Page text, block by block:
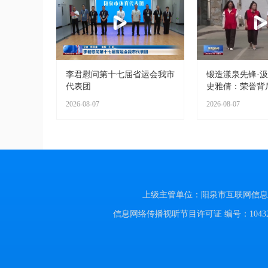
李君慰问第十七届省运会我市
代表团
2026-08-07
锻造漾泉先锋·
史雅倩：荣誉背
2026-08-07
上级主管单位：阳泉市互联网信
信息网络传播视听节目许可证 编号：